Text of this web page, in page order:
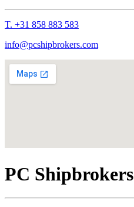
T. +31 858 883 583
info@pcshipbrokers.com
PC Shipbrokers